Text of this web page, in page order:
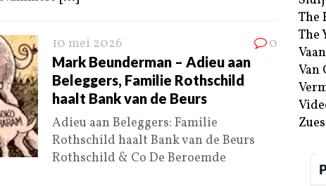
10 mei 2026 0
Mark Beunderman – Adieu aan
Beleggers, Familie Rothschild
haalt Bank van de Beurs
Adieu aan Beleggers: Familie
Rothschild haalt Bank van de Beurs
Rothschild & Co De Beroemde
The
The
Van